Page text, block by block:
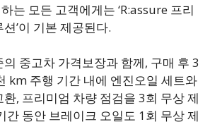
는 모든 고객에게는 ‘R:assure 프리
’이 기본 제공된다.
중고차 가격보장과 함께, 구매 후 3
km 주행 기간 내에 엔진오일 세트와
, 프리미엄 차량 점검을 3회 무상 제
간 동안 브레이크 오일도 1회 무상 제